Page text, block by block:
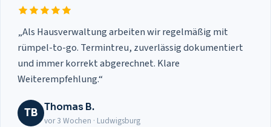
„Als Hausverwaltung arbeiten wir regelmäßig mit
rümpel-to-go. Termintreu, zuverlässig dokumentiert
und immer korrekt abgerechnet. Klare
Weiterempfehlung.“
TB Thomas B.
vor 3 Wochen · Ludwigsburg